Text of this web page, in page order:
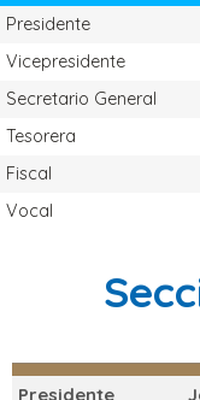
Presidente
Vicepresidente
Secretario General
Tesorera
Fiscal
Vocal
Presidente